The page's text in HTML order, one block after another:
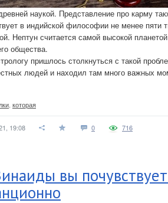
наукой. Представление про карму
в индийской философии не менее пяти
Нептун считается самой высокой
общества.
пришлось столкнуться с такой
людей и находил там много важных
которая
19:08 0 716
вы